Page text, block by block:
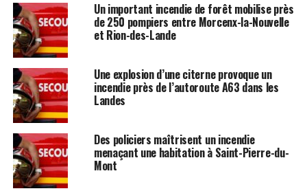
Un important incendie de forêt mobilise près
de 250 pompiers entre Morcenx-la-Nouvelle
et Rion-des-Lande
Une explosion d’une citerne provoque un
incendie près de l’autoroute A63 dans les
Landes
Des policiers maîtrisent un incendie
menaçant une habitation à Saint-Pierre-du-
Mont